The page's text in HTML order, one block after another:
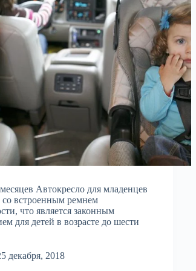
Автокресло для младенцев
встроенным ремнем
что является законным
для детей в возрасте до шести
декабря, 2018